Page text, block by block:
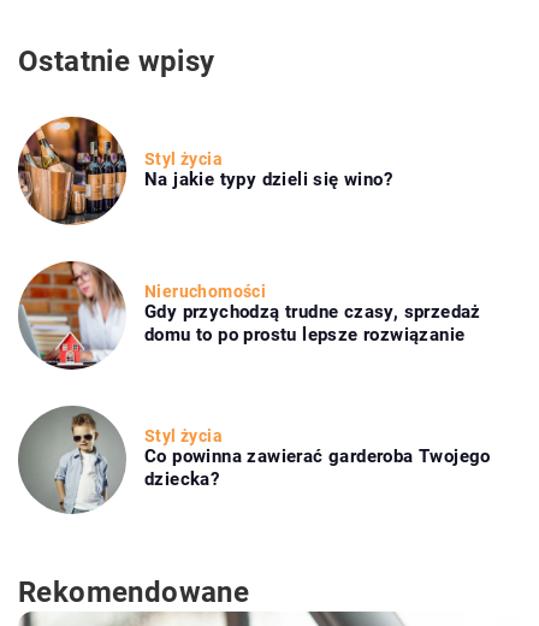
Ostatnie wpisy
Styl życia
Na jakie typy dzieli się wino?
Nieruchomości
Gdy przychodzą trudne czasy, sprzedaż
domu to po prostu lepsze rozwiązanie
Styl życia
Co powinna zawierać garderoba Twojego
dziecka?
Rekomendowane